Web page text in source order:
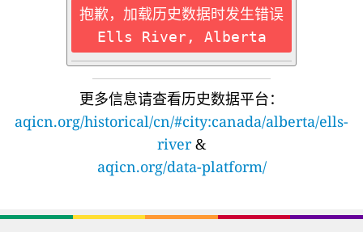
抱歉，加载历史数据时发生错误
Ells River, Alberta
更多信息请查看历史数据平台：
aqicn.org/historical/cn/#city:canada/alberta/ells-
river&
aqicn.org/data-platform/